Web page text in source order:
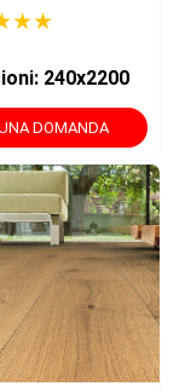
240x2200
DOMANDA